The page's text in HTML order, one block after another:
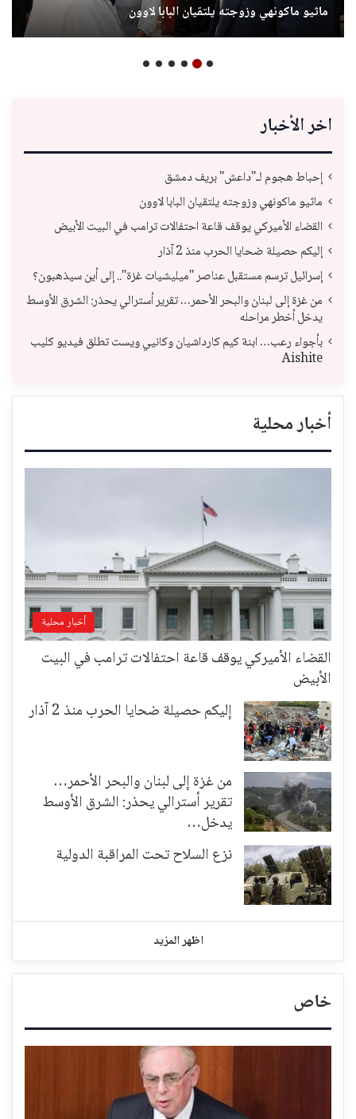
ماثيو ماكونهي وزوجته يلتقيان البابا لاوون
اخر الأخبار
إحباط هجوم لـ"داعش" بريف دمشق
ماثيو ماكونهي وزوجته يلتقيان البابا لاوون
القضاء الأميركي يوقف قاعة احتفالات ترامب في البيت الأبيض
إليكم حصيلة ضحايا الحرب منذ 2 آذار
إسرائيل ترسم مستقبل عناصر "ميليشيات غزة".. إلى أين سيذهبون؟
من غزة إلى لبنان والبحر الأحمر… تقرير أسترالي يحذر: الشرق الأوسط
يدخل أخطر مراحله
بأجواء رعب… ابنة كيم كارداشيان وكانيي ويست تطلق فيديو كليب
Aishite
أخبار محلية
أخبار محلية
القضاء الأميركي يوقف قاعة احتفالات ترامب في البيت
الأبيض
إليكم حصيلة ضحايا الحرب منذ 2 آذار
من غزة إلى لبنان والبحر الأحمر…
تقرير أسترالي يحذر: الشرق الأوسط
يدخل…
نزع السلاح تحت المراقبة الدولية
اظهر المزيد
خاص